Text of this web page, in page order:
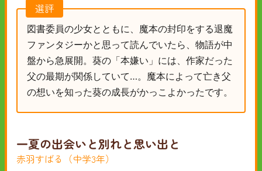
選評
図書委員の少女とともに、魔本の封印をする退魔
ファンタジーかと思って読んでいたら、物語が中
盤から急展開。葵の「本嫌い」には、作家だった
父の最期が関係していて…。魔本によって亡き父
の想いを知った葵の成長がかっこよかったです。
一夏の出会いと別れと思い出と
赤羽すばる（中学3年）